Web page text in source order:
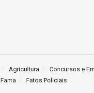
Agricultura
Concursos e
Fama Fatos Policiais